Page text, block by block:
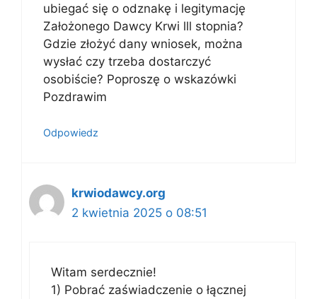
ubiegać się o odznakę i legitymację
Założonego Dawcy Krwi lll stopnia?
Gdzie złożyć dany wniosek, można
wysłać czy trzeba dostarczyć
osobiście? Poproszę o wskazówki
Pozdrawim
Odpowiedz
krwiodawcy.org
2 kwietnia 2025 o 08:51
Witam serdecznie!
1) Pobrać zaświadczenie o łącznej